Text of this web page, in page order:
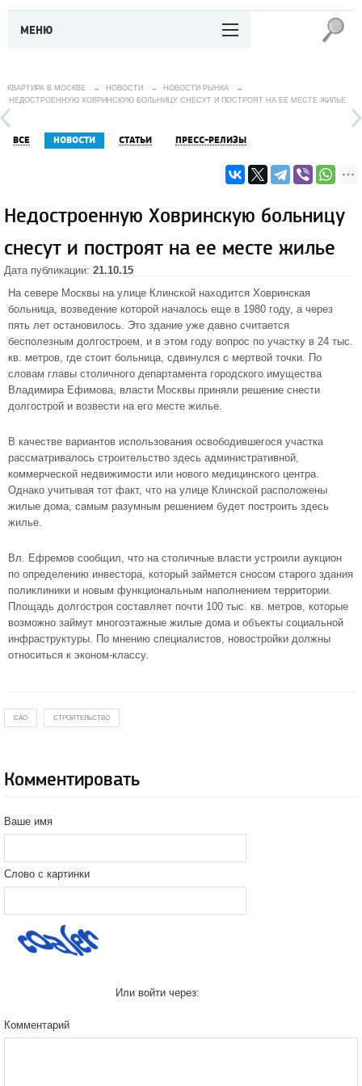
МЕНЮ
КВАРТИРА В МОСКВЕ → НОВОСТИ → НОВОСТИ РЫНКА
→
НЕДОСТРОЕННУЮ ХОВРИНСКУЮ БОЛЬНИЦУ СНЕСУТ И ПОСТРОЯТ НА ЕЕ МЕСТЕ ЖИЛЬЕ
ВСЕ НОВОСТИ СТАТЬИ ПРЕСС-РЕЛИЗЫ
Недостроенную Ховринскую больницу
снесут и построят на ее месте жилье
Дата публикации: 21.10.15
На севере Москвы на улице Клинской находится Ховринская
больница, возведение которой началось еще в 1980 году, а через
пять лет остановилось. Это здание уже давно считается
бесполезным долгостроем, и в этом году вопрос по участку в 24 тыс.
кв. метров, где стоит больница, сдвинулся с мертвой точки. По
словам главы столичного департамента городского имущества
Владимира Ефимова, власти Москвы приняли решение снести
долгострой и возвести на его месте жилье.
В качестве вариантов использования освободившегося участка
рассматривалось строительство здесь административной,
коммерческой недвижимости или нового медицинского центра.
Однако учитывая тот факт, что на улице Клинской расположены
жилые дома, самым разумным решением будет построить здесь
жилье.
Вл. Ефремов сообщил, что на столичные власти устроили аукцион
по определению инвестора, который займется сносом старого здания
поликлиники и новым функциональным наполнением территории.
Площадь долгостроя составляет почти 100 тыс. кв. метров, которые
возможно займут многоэтажные жилые дома и объекты социальной
инфраструктуры. По мнению специалистов, новостройки должны
относиться к эконом-классу.
САО СТРОИТЕЛЬСТВО
Комментировать
Ваше имя
Слово с картинки
Или войти через:
Комментарий